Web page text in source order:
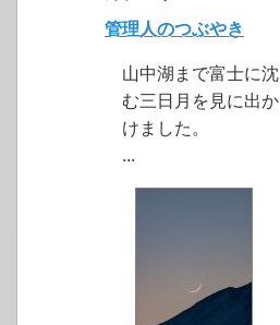
管理人のつぶやき
山中湖まで富士に沈
む三日月を見に出か
けました。
...